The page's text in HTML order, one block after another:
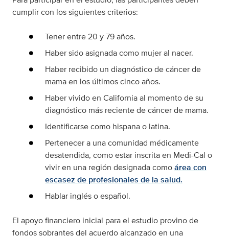
cumplir con los siguientes criterios:
Tener entre 20 y 79 años.
Haber sido asignada como mujer al nacer.
Haber recibido un diagnóstico de cáncer de
mama en los últimos cinco años.
Haber vivido en California al momento de su
diagnóstico más reciente de cáncer de mama.
Identificarse como hispana o latina.
Pertenecer a una comunidad médicamente
desatendida, como estar inscrita en Medi-Cal o
vivir en una región designada comoárea con
escasez de profesionales de la salud.
Hablar inglés o español.
El apoyo financiero inicial para el estudio provino de
fondos sobrantes del acuerdo alcanzado en una